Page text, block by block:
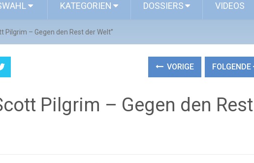
KATEGORIEN DOSSIERS VIDEOS
Pilgrim – Gegen den Rest der Welt”
VORIGE FOLGENDE
Pilgrim – Gegen den Rest